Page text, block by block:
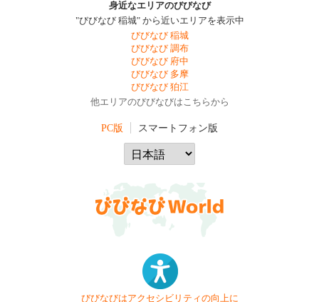
身近なエリアのびびなび
"びびなび 稲城" から近いエリアを表示中
びびなび 稲城
びびなび 調布
びびなび 府中
びびなび 多摩
びびなび 狛江
他エリアのびびなびはこちらから
PC版 スマートフォン版
びびなびはアクセシビリティの向上に